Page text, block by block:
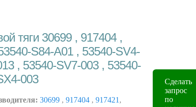
тяги 30699 , 917404 ,
S84-A01 , 53540-SV4-
, 53540-SV7-003 , 53540-
003
30699 , 917404 , 917421,
Сделать
запрос
по